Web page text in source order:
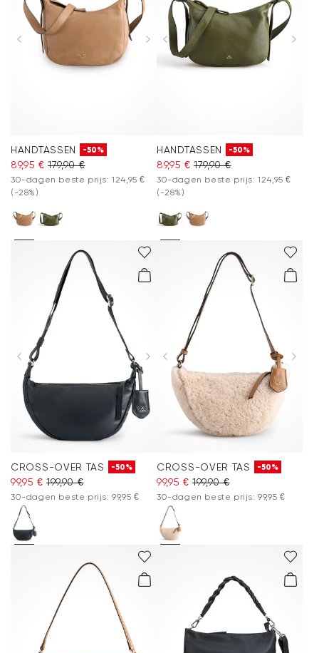
HANDTASSEN -50%
89,95 € 179,90 €
30-dagen beste prijs: 124,95 €
(-28%)
HANDTASSEN -50%
89,95 € 179,90 €
30-dagen beste prijs: 124,95 €
(-28%)
CROSS-OVER TAS -50%
99,95 € 199,90 €
30-dagen beste prijs: 99,95 €
CROSS-OVER TAS -50%
99,95 € 199,90 €
30-dagen beste prijs: 99,95 €